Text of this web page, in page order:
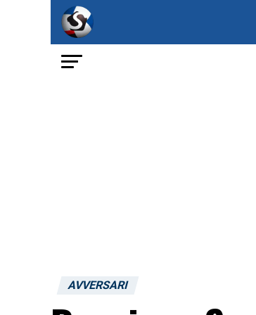
AVVERSARI